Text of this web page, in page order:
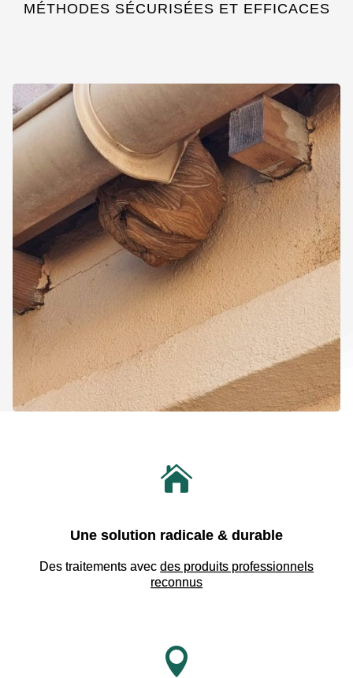
MÉTHODES SÉCURISÉES ET EFFICACES

Une solution radicale & durable
Des traitements avec des produits professionnels
reconnus
